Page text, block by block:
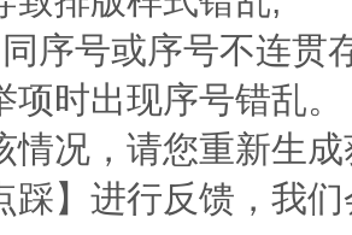
号或序号不连贯
时出现序号错乱。
况，请您重新生成
踩】进行反馈，我